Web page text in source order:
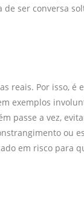
ser conversa
reais. Por isso, é
exemplos
passe a vez,
ou
em risco para